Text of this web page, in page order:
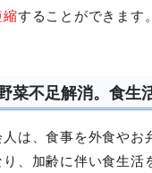
縮することができます。
菜不足解消。食生
は、食事を外食やお
り、加齢に伴い食生活